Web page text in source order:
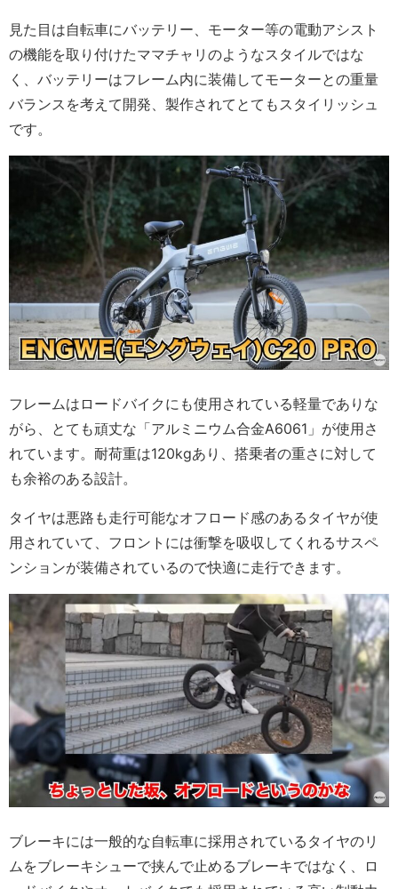
見た目は自転車にバッテリー、モーター等の電動アシスト
の機能を取り付けたママチャリのようなスタイルではな
く、バッテリーはフレーム内に装備してモーターとの重量
バランスを考えて開発、製作されてとてもスタイリッシュ
です。
フレームはロードバイクにも使用されている軽量でありな
がら、とても頑丈な「アルミニウム合金A6061」が使用さ
れています。耐荷重は120kgあり、搭乗者の重さに対して
も余裕のある設計。
タイヤは悪路も走行可能なオフロード感のあるタイヤが使
用されていて、フロントには衝撃を吸収してくれるサスペ
ンションが装備されているので快適に走行できます。
ブレーキには一般的な自転車に採用されているタイヤのリ
ムをブレーキシューで挟んで止めるブレーキではなく、ロ